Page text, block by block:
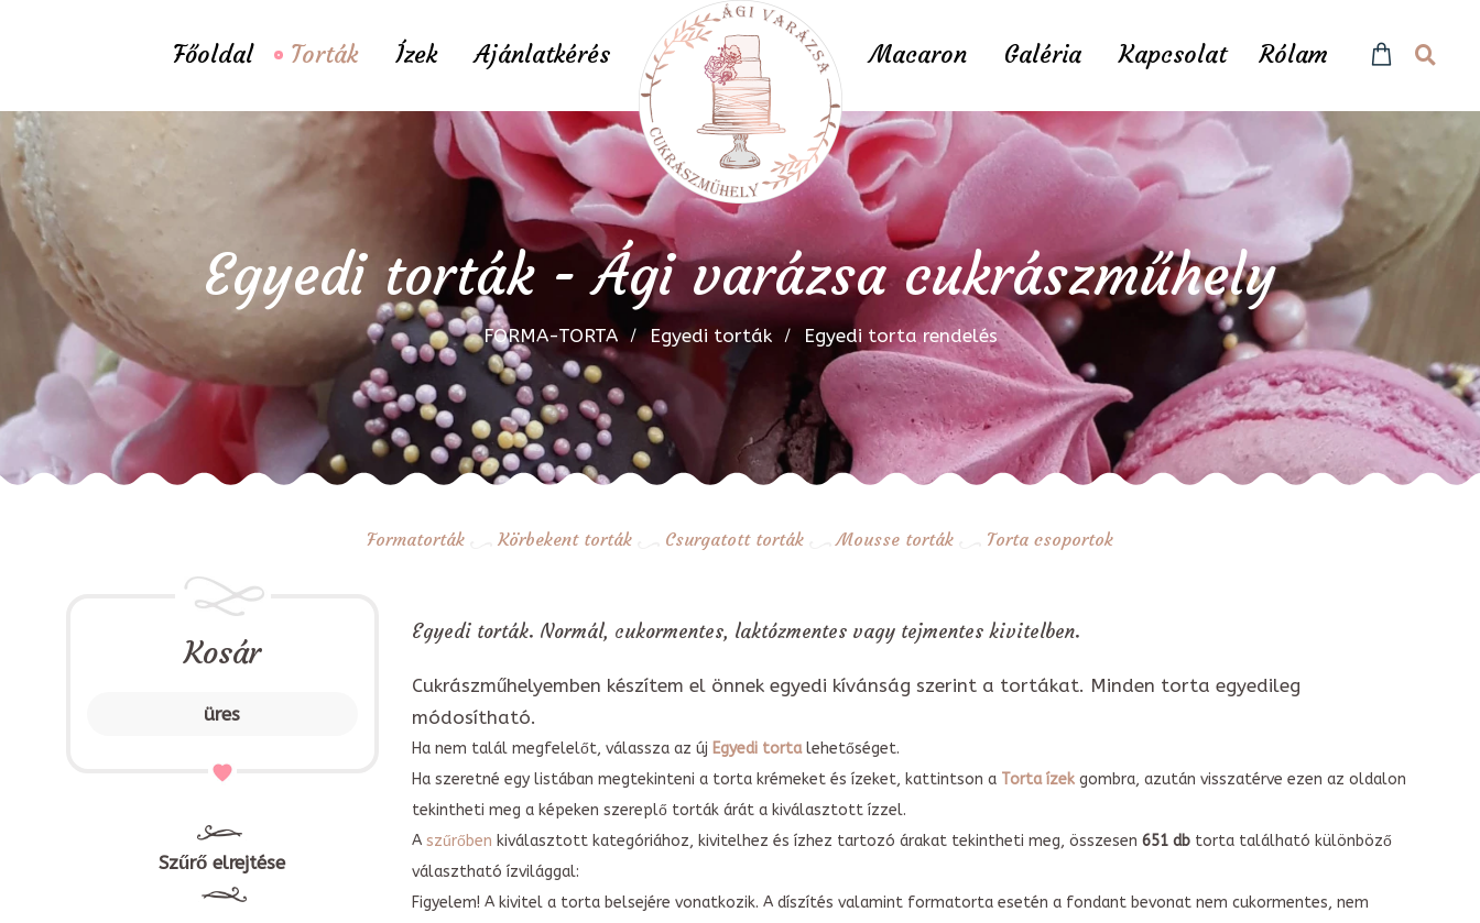
Főoldal Torták Ízek Ajánlatkérés Macaron Galéria Kapcsolat Rólam
Egyedi torták - Ági varázsa cukrászműhely
FORMA-TORTA Egyedi torták Egyedi torta rendelés
Formatorták Körbekent torták Csurgatott torták Mousse torták Torta csoportok
Kosár
üres
Szűrő elrejtése
Egyedi torták. Normál, cukormentes, laktózmentes vagy tejmentes kivitelben.
Cukrászműhelyemben készítem el önnek egyedi kívánság szerint a tortákat. Minden torta egyedileg
módosítható.
Ha nem talál megfelelőt, válassza az új Egyedi tortalehetőséget.
Ha szeretné egy listában megtekinteni a torta krémeket és ízeket, kattintson a Torta ízekgombra, azután visszatérve ezen az oldalon
tekintheti meg a képeken szereplő torták árát a kiválasztott ízzel.
A szűrőben kiválasztott kategóriához, kivitelhez és ízhez tartozó árakat tekintheti meg, összesen 651 dbtorta található különböző
választható ízvilággal:
Figyelem! A kivitel a torta belsejére vonatkozik. A díszítés valamint formatorta esetén a fondant bevonat nem cukormentes, nem